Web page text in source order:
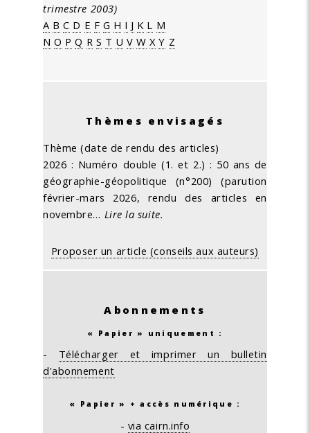
trimestre 2003)
A B C D E F G H I J K L M
N O P Q R S T U V W X Y Z
Thèmes envisagés
Thème (date de rendu des articles)
2026 : Numéro double (1. et 2.) : 50 ans de
géographie-géopolitique (n°200) (parution
février-mars 2026, rendu des articles en
novembre… Lire la suite.
Proposer un article (conseils aux auteurs)
Abonnements
« Papier » uniquement :
- Télécharger et imprimer un bulletin
d'abonnement
« Papier » + accès numérique :
- via cairn.info